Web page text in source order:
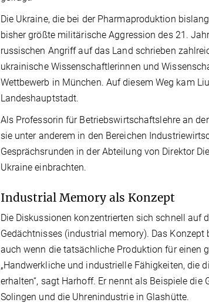
Die Ukraine, die bei der Pharmaproduktion
bisher größte militärische Aggression des 21.
russischen Angriff auf das Land schrieben
ukrainische Wissenschaftlerinnen und
Wettbewerb in München. Auf diesem Weg kam
Landeshauptstadt.
Als Professorin für Betriebswirtschaftslehre an
sie unter anderem in den Bereichen
Gesprächsrunden in der Abteilung von Direktor
Ukraine einbrachten.
Industrial Memory als Konzept
Die Diskussionen konzentrierten sich schnell
Gedächtnisses (industrial memory). Das
auch wenn die tatsächliche Produktion für einen
„Handwerkliche und industrielle Fähigkeiten, die
erhalten“, sagt Harhoff. Er nennt als Beispiele
Solingen und die Uhrenindustrie in Glashütte.